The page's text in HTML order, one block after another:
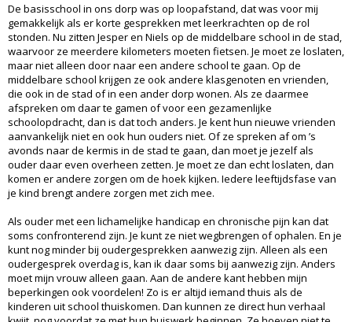
De basisschool in ons dorp was op loopafstand, dat was voor mij
gemakkelijk als er korte gesprekken met leerkrachten op de rol
stonden. Nu zitten Jesper en Niels op de middelbare school in de stad,
waarvoor ze meerdere kilometers moeten fietsen. Je moet ze loslaten,
maar niet alleen door naar een andere school te gaan. Op de
middelbare school krijgen ze ook andere klasgenoten en vrienden,
die ook in de stad of in een ander dorp wonen. Als ze daarmee
afspreken om daar te gamen of voor een gezamenlijke
schoolopdracht, dan is dat toch anders. Je kent hun nieuwe vrienden
aanvankelijk niet en ook hun ouders niet. Of ze spreken af om ’s
avonds naar de kermis in de stad te gaan, dan moet je jezelf als
ouder daar even overheen zetten. Je moet ze dan echt loslaten, dan
komen er andere zorgen om de hoek kijken. Iedere leeftijdsfase van
je kind brengt andere zorgen met zich mee.
Als ouder met een lichamelijke handicap en chronische pijn kan dat
soms confronterend zijn. Je kunt ze niet wegbrengen of ophalen. En je
kunt nog minder bij oudergesprekken aanwezig zijn. Alleen als een
oudergesprek overdag is, kan ik daar soms bij aanwezig zijn. Anders
moet mijn vrouw alleen gaan. Aan de andere kant hebben mijn
beperkingen ook voordelen! Zo is er altijd iemand thuis als de
kinderen uit school thuiskomen. Dan kunnen ze direct hun verhaal